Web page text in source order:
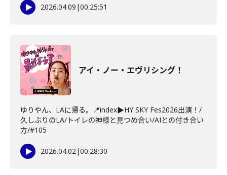
2026.04.09 |00:25:51
アイ・ノー・エヴリシング！
ゆりやん、LAに帰る。📍index▶HY SKY Fes2026出演！/
久しぶりのLA/トイレの神様と見つめ合い/AIとの付き合い
方/#105
2026.04.02|00:28:30